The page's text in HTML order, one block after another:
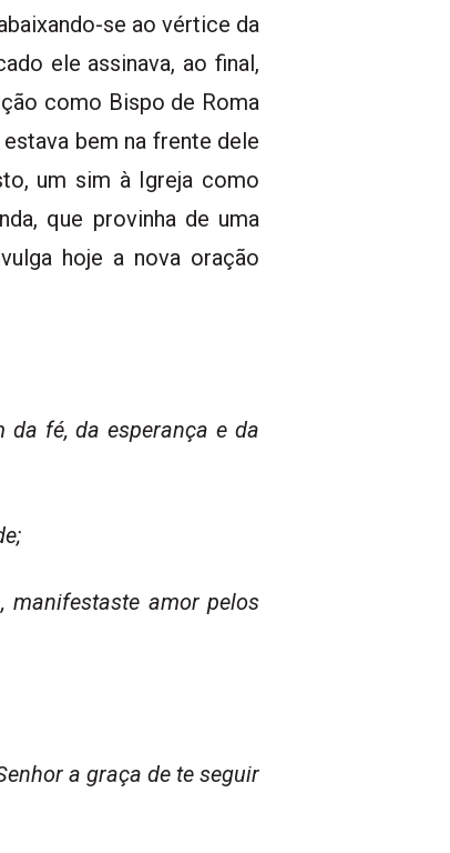
se ao vértice da
ele assinava, ao final,
como Bispo de Roma
bem na frente dele
um sim à Igreja como
que provinha de uma
hoje a nova oração
fé, da esperança e da
manifestaste amor pelos
a graça de te seguir